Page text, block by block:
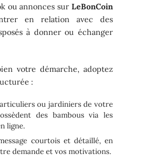
ou annonces sur LeBonCoin
en relation avec des
à donner ou échanger
votre démarche, adoptez
:
ou jardiniers de votre
des bambous via les
ligne.
courtois et détaillé, en
demande et vos motivations.